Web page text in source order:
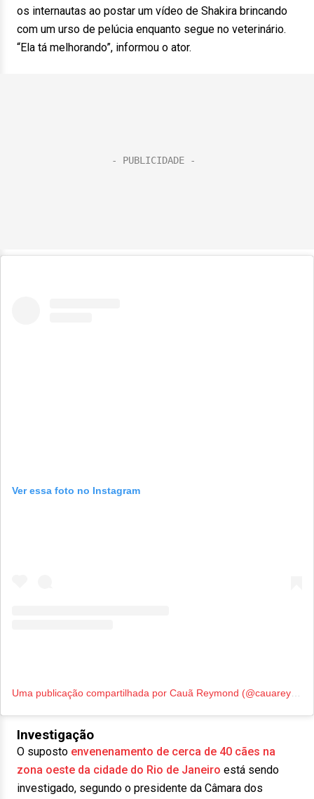
os internautas ao postar um vídeo de Shakira brincando
com um urso de pelúcia enquanto segue no veterinário.
“Ela tá melhorando”, informou o ator.
Ver essa foto no Instagram
Uma publicação compartilhada por Cauã Reymond (@cauareymond)
Investigação
O suposto envenenamento de cerca de 40 cães na
zona oeste da cidade do Rio de Janeiro está sendo
investigado, segundo o presidente da Câmara dos